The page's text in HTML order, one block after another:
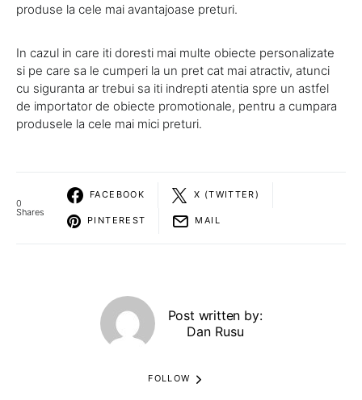
produse la cele mai avantajoase preturi.
In cazul in care iti doresti mai multe obiecte personalizate
si pe care sa le cumperi la un pret cat mai atractiv, atunci
cu siguranta ar trebui sa iti indrepti atentia spre un astfel
de importator de obiecte promotionale, pentru a cumpara
produsele la cele mai mici preturi.
0
Shares
FACEBOOK X (TWITTER)
PINTEREST MAIL
Post written by:
Dan Rusu
FOLLOW